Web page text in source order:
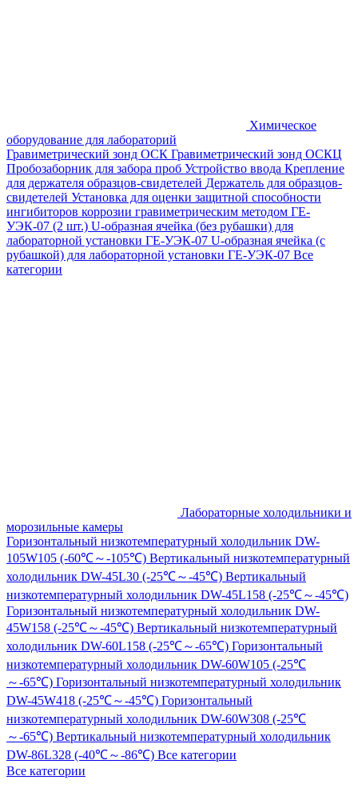
Химическое
оборудование для лабораторий
Гравиметрический зонд ОСК Гравиметрический зонд ОСКЦ
Пробозаборник для забора проб Устройство ввода Крепление
для держателя образцов-свидетелей Держатель для образцов-
свидетелей Установка для оценки защитной способности
ингибиторов коррозии гравиметрическим методом ГЕ-
УЭК-07 (2 шт.) U-образная ячейка (без рубашки) для
лабораторной установки ГЕ-УЭК-07 U-образная ячейка (с
рубашкой) для лабораторной установки ГЕ-УЭК-07 Все
категории
Лабораторные холодильники и
морозильные камеры
Горизонтальный низкотемпературный холодильник DW-
105W105 (-60℃～-105℃) Вертикальный низкотемпературный
холодильник DW-45L30 (-25℃～-45℃) Вертикальный
низкотемпературный холодильник DW-45L158 (-25℃～-45℃)
Горизонтальный низкотемпературный холодильник DW-
45W158 (-25℃～-45℃) Вертикальный низкотемпературный
холодильник DW-60L158 (-25℃～-65℃) Горизонтальный
низкотемпературный холодильник DW-60W105 (-25℃
～-65℃) Горизонтальный низкотемпературный холодильник
DW-45W418 (-25℃～-45℃) Горизонтальный
низкотемпературный холодильник DW-60W308 (-25℃
～-65℃) Вертикальный низкотемпературный холодильник
DW-86L328 (-40℃～-86℃) Все категории
Все категории